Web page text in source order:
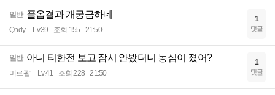
일반 플옵결과 개궁금하네
Qndy Lv.39 조회 155 21:50
1
댓글
일반 아니 티한전 보고 잠시 안봤더니 농심이 졌어?
미르팝 Lv.41 조회 228 21:50
1
댓글